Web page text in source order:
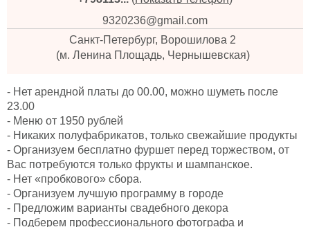
9320236@gmail.com
Санкт-Петербург, Ворошилова 2
(м. Ленина Площадь, Чернышевская)
- Нет арендной платы до 00.00, можно шуметь после
23.00
- Меню от 1950 рублей
- Никаких полуфабрикатов, только свежайшие продукты
- Организуем бесплатно фуршет перед торжеством, от
Вас потребуются только фрукты и шампанское.
- Нет «пробкового» сбора.
- Организуем лучшую программу в городе
- Предложим варианты свадебного декора
- Подберем профессионального фотографа и